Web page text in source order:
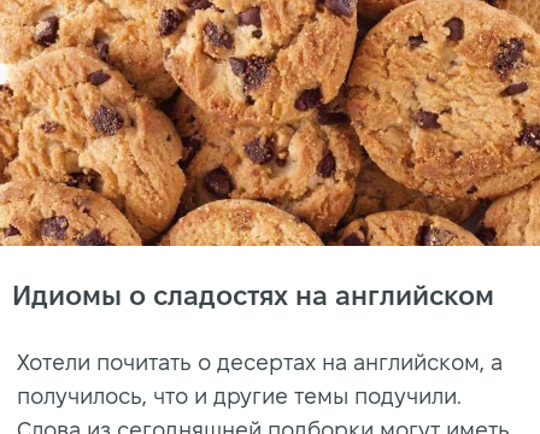
Идиомы о сладостях на английском
Хотели почитать о десертах на английском, а
получилось, что и другие темы подучили.
Слова из сегодняшней подборки могут иметь